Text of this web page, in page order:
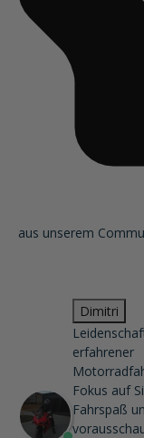
aus unserem
Dimitri
erfahrener
Fokus auf
Fahrspaß